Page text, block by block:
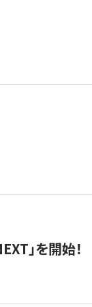
」を開始！